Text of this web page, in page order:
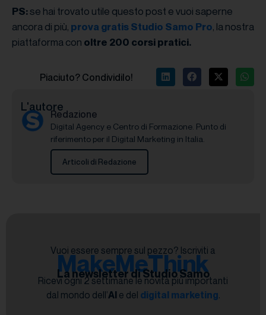
PS:se hai trovato utile questo post e vuoi saperne
ancora di più, prova gratis Studio Samo Pro, la nostra
piattaforma con oltre 200 corsi pratici.
Piaciuto? Condividilo!
L'autore
Redazione
Digital Agency e Centro di Formazione. Punto di
riferimento per il Digital Marketing in Italia.
Articoli di Redazione
Vuoi essere sempre sul pezzo? Iscriviti a
MakeMeThink
La newsletter di Studio Samo
Ricevi ogni 2 settimane le novità più importanti
dal mondo dell’AI e del digital marketing.